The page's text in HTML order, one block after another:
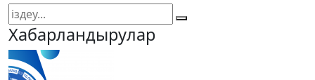
Хабарландырулар